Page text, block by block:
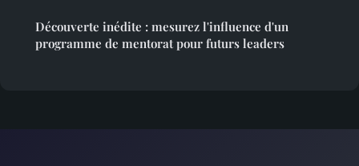
Découverte inédite : mesurez l'influence d'un
programme de mentorat pour futurs leaders